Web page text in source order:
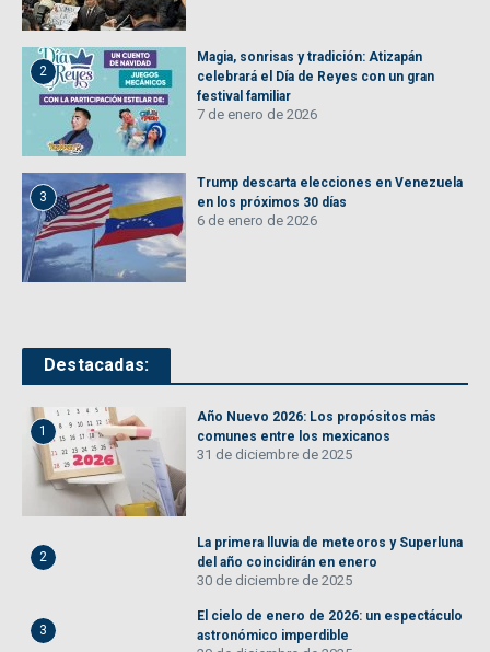
2
Magia, sonrisas y tradición: Atizapán
celebrará el Día de Reyes con un gran
festival familiar
7 de enero de 2026
3
Trump descarta elecciones en Venezuela
en los próximos 30 días
6 de enero de 2026
Destacadas:
1
Año Nuevo 2026: Los propósitos más
comunes entre los mexicanos
31 de diciembre de 2025
2
La primera lluvia de meteoros y Superluna
del año coincidirán en enero
30 de diciembre de 2025
3
El cielo de enero de 2026: un espectáculo
astronómico imperdible